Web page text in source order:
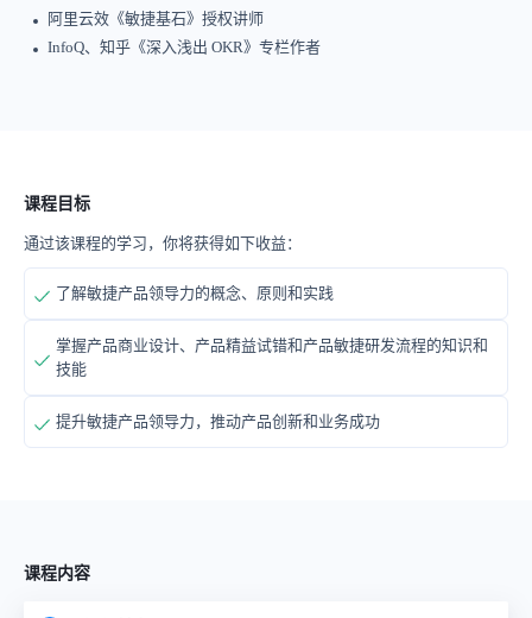
阿里云效《敏捷基石》授权讲师
InfoQ、知乎《深入浅出 OKR》专栏作者
课程目标
通过该课程的学习，你将获得如下收益：
了解敏捷产品领导力的概念、原则和实践
掌握产品商业设计、产品精益试错和产品敏捷研发流程的知识和
技能
提升敏捷产品领导力，推动产品创新和业务成功
课程内容